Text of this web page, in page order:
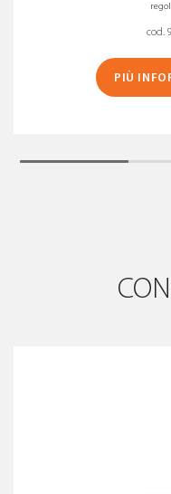
cod.
PIÙ